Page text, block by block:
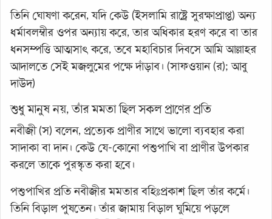
তিনি ঘোষণা করেন, যদি কেউ (ইসলামি রাষ্ট্রে সুরক্ষাপ্রাপ্ত) অন্য
ধর্মাবলম্বীর ওপর অন্যায় করে, তার অধিকার হরণ করে বা তার
ধনসম্পত্তি আত্মসাৎ করে, তবে মহাবিচার দিবসে আমি আল্লাহর
আদালতে সেই মজলুমের পক্ষে দাঁড়াব। (সাফওয়ান (র); আবু
দাউদ)
শুধু মানুষ নয়, তাঁর মমতা ছিল সকল প্রাণের প্রতি
নবীজী (স) বলেন, প্রত্যেক প্রাণীর সাথে ভালো ব্যবহার করা
সাদাকা বা দান। কেউ যে-কোনো পশুপাখি বা প্রাণীর উপকার
করলে তাকে পুরস্কৃত করা হবে।
পশুপাখির প্রতি নবীজীর মমতার বহিঃপ্রকাশ ছিল তাঁর কর্মে।
তিনি বিড়াল পুষতেন। তাঁর জামায় বিড়াল ঘুমিয়ে পড়লে